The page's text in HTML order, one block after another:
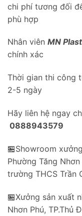
chi phí tương đối
phù hợp
Nhân viên MN
chính xác
Thời gian thi công
2-5 ngày
Hãy liên hệ ngay
0888943579
🏪Showroom
Phường Tăng
trường THCS Trần
🏪Xưởng sản xuất
Nhơn Phú, TP.Thủ